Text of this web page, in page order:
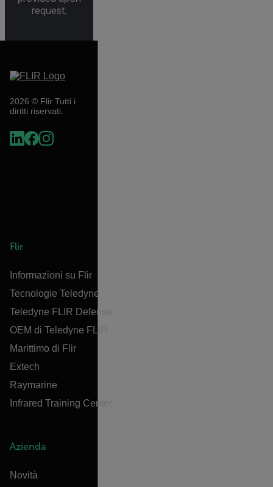
request.
2026 © Flir Tutti i
diritti riservati.
Flir
Informazioni su Flir
Tecnologie Teledyne
Teledyne FLIR Defense
OEM di Teledyne FLIR
Marittimo di Flir
Extech
Raymarine
Infrared Training Center
Azienda
Novità